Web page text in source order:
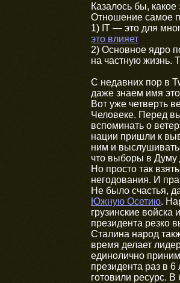
Казалось бы,
Отношение самое
1) IT — это для
это влияет
2) Основное ядро
на частную жизнь.
С недавних пор в
даже знаем имя
Вот уже четверть
Человеке. Перед
вспоминать о
нации пришли к
ним и
что выборы в Думу
Но просто так
негодования. И
Не было счастья,
Южную Осетию.
грузинские войска
президента резко
Сталина народ
время делает
единолично
президента раз в
готовили ресурс.